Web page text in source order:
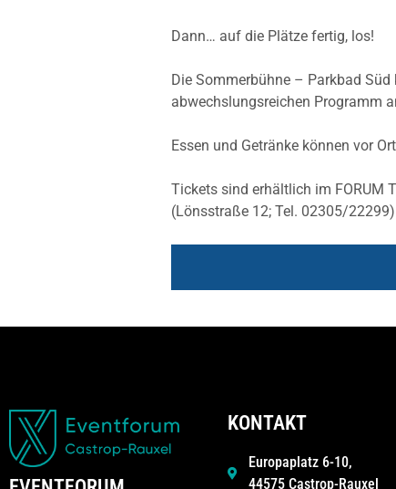
Dann… auf die Plätze fertig, los!
Die Sommerbühne – Parkbad
abwechslungsreichen Programm
Essen und Getränke können vor
Tickets sind erhältlich im FORUM
(Lönsstraße 12; Tel. 02305/22299)
KONTAKT
Europaplatz 6-10,
44575 Castrop-Rauxel